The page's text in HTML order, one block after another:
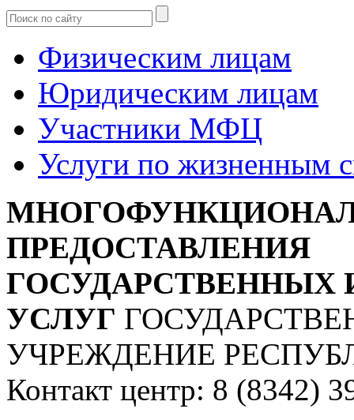
Физическим лицам
Юридическим лицам
Участники МФЦ
Услуги по жизненным
ПРЕДОСТАВЛЕНИЯ
УСЛУГ
УЧРЕЖДЕНИЕ
Контакт центр: 8 (8342)